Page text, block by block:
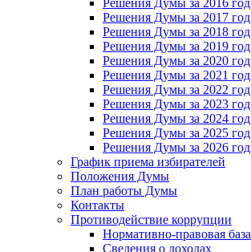
Решения Думы за 2016 год
Решения Думы за 2017 год
Решения Думы за 2018 год
Решения Думы за 2019 год
Решения Думы за 2020 год
Решения Думы за 2021 год
Решения Думы за 2022 год
Решения Думы за 2023 год
Решения Думы за 2024 год
Решения Думы за 2025 год
Решения Думы за 2026 год
График приема избирателей
Положения Думы
План работы Думы
Контакты
Противодействие коррупции
Нормативно-правовая база
Сведения о доходах